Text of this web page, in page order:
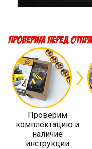
Проверим
комплектацию и
наличие
инструкции